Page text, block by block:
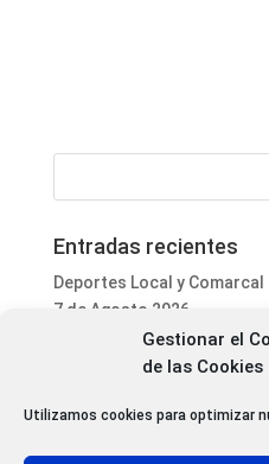
Gestionar el
de las Cookies
Utilizamos cookies para optimizar
Entradas recientes
Deportes Local y
7 de Agosto 2026
Informativo Mediodía
Agosto 2026
San Justo de la Vega